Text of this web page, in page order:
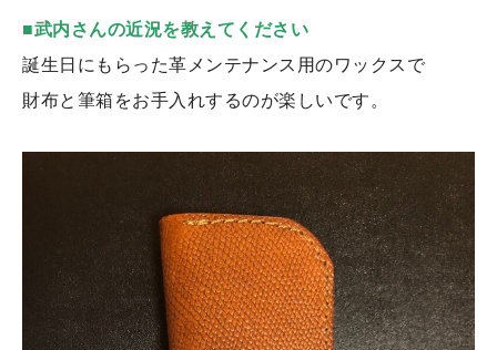
■武内さんの近況を教えてください
誕生日にもらった革メンテナンス用のワックスで
財布と筆箱をお手入れするのが楽しいです。